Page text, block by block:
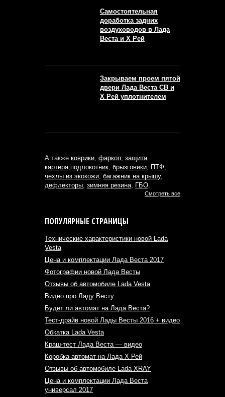
Самостоятельная
доработка задних
воздуховодов в Лада
Веста и Х Рей
Закрываем проем пятой
двери Лада Веста СВ и
Х Рей уплотнителем
А также коврики фаркоп защита
картера подлокотник брызговики ПТФ
чехлы из экокожи багажник на крышу,
дефлекторы зимняя резина ГБО
Смотреть все
ПОПУЛЯРНЫЕ СТРАНИЦЫ
Технические характеристики новой Lada
Vesta
Цена и комплектации Лада Веста 2017
Фотографии новой Лада Весты
Отзывы об автомобиле Lada Vesta
Видео про Ладу Весту
Будет ли автомат на Лада Веста?
Тест-драйв новой Лады Весты 2016 + видео
Обкатка Lada Vesta
Краш-тест Лада Веста — видео
Коробка автомат на Лада Х Рей
Отзывы об автомобиле Lada XRAY
Цена и комплектации Лада Веста
универсал 2017